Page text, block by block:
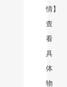
情】
查
看
具
体
物